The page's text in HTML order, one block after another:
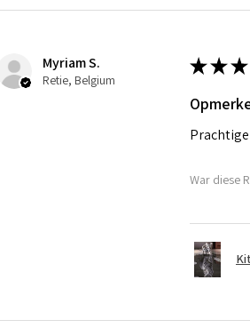
Myriam S.
Retie, Belgium
★★★
War diese